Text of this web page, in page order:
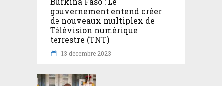
gouvernement entend créer
de nouveaux multiplex de
Télévision numérique
terrestre (TNT)
13 décembre 2023